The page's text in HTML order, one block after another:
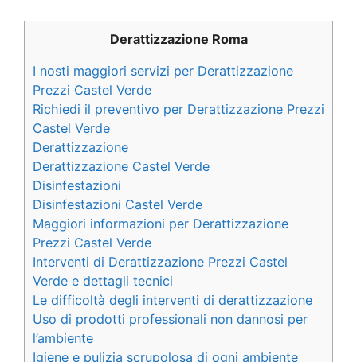
Derattizzazione Roma
I nosti maggiori servizi per Derattizzazione
Prezzi Castel Verde
Richiedi il preventivo per Derattizzazione Prezzi
Castel Verde
Derattizzazione
Derattizzazione Castel Verde
Disinfestazioni
Disinfestazioni Castel Verde
Maggiori informazioni per Derattizzazione
Prezzi Castel Verde
Interventi di Derattizzazione Prezzi Castel
Verde e dettagli tecnici
Le difficoltà degli interventi di derattizzazione
Uso di prodotti professionali non dannosi per
l’ambiente
Igiene e pulizia scrupolosa di ogni ambiente